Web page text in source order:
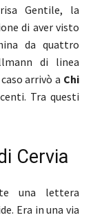
Gentile, la
di aver visto
da quattro
di linea
arrivò a Chi
Tra questi
Cervia
una lettera
Era in una via